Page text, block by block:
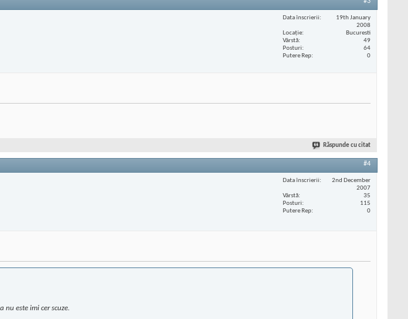
Data înscrierii
19th January
2008
Locaţie
Bucuresti
Vârstă
49
Posturi
64
Putere Rep
0
Răspunde cu citat
#4
Data înscrierii
2nd December
2007
Vârstă
35
Posturi
115
Putere Rep
0
nu este imi cer scuze.